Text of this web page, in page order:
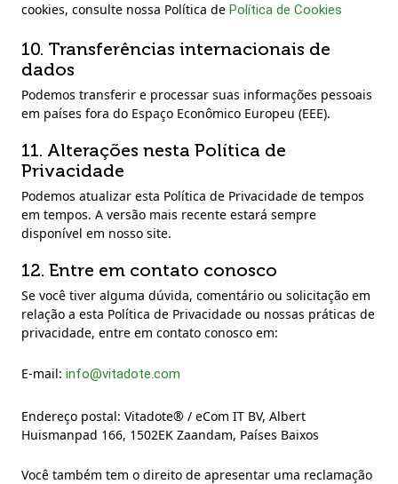
cookies, consulte nossa Política de Política de Cookies
10. Transferências internacionais de
dados
Podemos transferir e processar suas informações pessoais
em países fora do Espaço Econômico Europeu (EEE).
11. Alterações nesta Política de
Privacidade
Podemos atualizar esta Política de Privacidade de tempos
em tempos. A versão mais recente estará sempre
disponível em nosso site.
12. Entre em contato conosco
Se você tiver alguma dúvida, comentário ou solicitação em
relação a esta Política de Privacidade ou nossas práticas de
privacidade, entre em contato conosco em:
E-mail: info@vitadote.com
Endereço postal: Vitadote® / eCom IT BV, Albert
Huismanpad 166, 1502EK Zaandam, Países Baixos
Você também tem o direito de apresentar uma reclamação